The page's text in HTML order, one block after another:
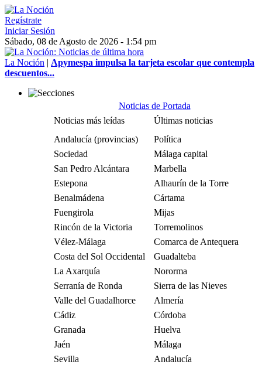
Regístrate
Iniciar Sesión
Sábado, 08 de Agosto de 2026 - 1:54 pm
La Noción | Apymespa impulsa la tarjeta escolar que contempla
descuentos...
Noticias de Portada
Noticias más leídas
Últimas noticias
Andalucía (provincias)
Política
Sociedad
Málaga capital
San Pedro Alcántara
Marbella
Estepona
Alhaurín de la Torre
Benalmádena
Cártama
Fuengirola
Mijas
Rincón de la Victoria
Torremolinos
Vélez-Málaga
Comarca de Antequera
Costa del Sol Occidental
Guadalteba
La Axarquía
Nororma
Serranía de Ronda
Sierra de las Nieves
Valle del Guadalhorce
Almería
Cádiz
Córdoba
Granada
Huelva
Jaén
Málaga
Sevilla
Andalucía